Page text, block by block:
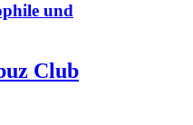
und
Club